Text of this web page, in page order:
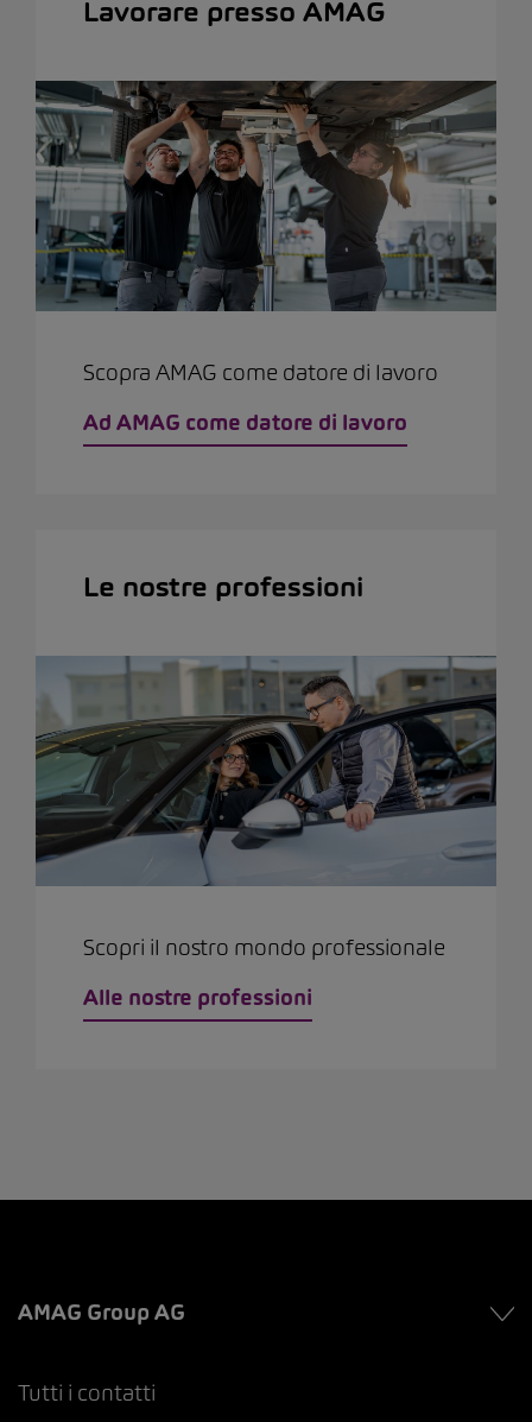
Lavorare presso AMAG
Scopra AMAG come datore di lavoro
Ad AMAG come datore di lavoro
Le nostre professioni
Scopri il nostro mondo professionale
Alle nostre professioni
AMAG Group AG
Tutti i contatti